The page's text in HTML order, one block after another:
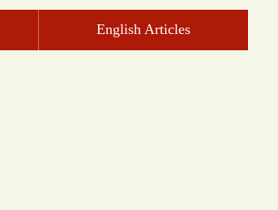
English Articles